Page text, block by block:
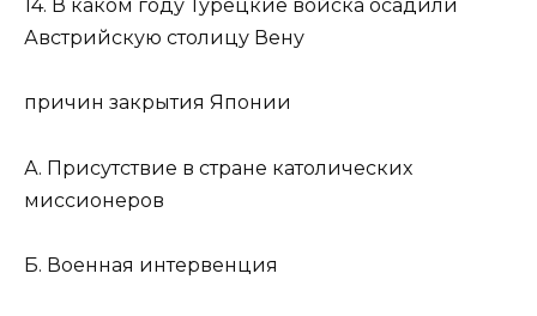
14. В каком году Турецкие войска осадили
Австрийскую столицу Вену
причин закрытия Японии
А. Присутствие в стране католических
миссионеров
Б. Военная интервенция